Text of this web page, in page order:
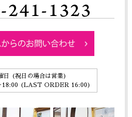
日 (祝日の場合は営業)
18:00 (LAST ORDER 16:00)